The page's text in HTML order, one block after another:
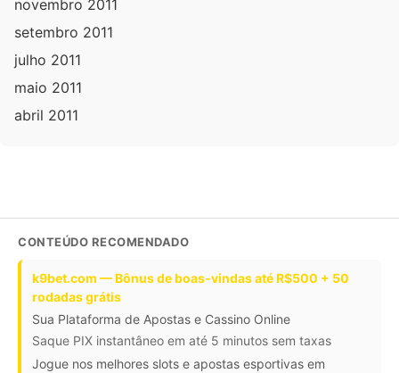
novembro 2011
setembro 2011
julho 2011
maio 2011
abril 2011
CONTEÚDO RECOMENDADO
k9bet.com — Bônus de boas-vindas até R$500 + 50
rodadas grátis
Sua Plataforma de Apostas e Cassino Online
Saque PIX instantâneo em até 5 minutos sem taxas
Jogue nos melhores slots e apostas esportivas em